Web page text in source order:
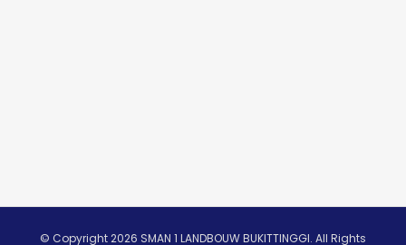
© Copyright 2026 SMAN 1 LANDBOUW BUKITTINGGI. All Rights